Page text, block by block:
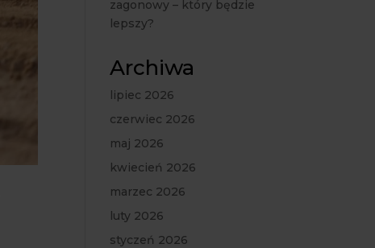
zagonowy – który będzie
lepszy?
Archiwa
lipiec 2026
czerwiec 2026
maj 2026
kwiecień 2026
marzec 2026
luty 2026
styczeń 2026